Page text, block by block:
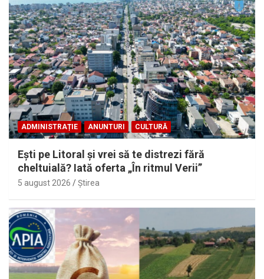
ADMINISTRAȚIE ANUNTURI CULTURĂ
Eşti pe Litoral şi vrei să te distrezi fără
cheltuială? Iată oferta „În ritmul Verii”
5 august 2026 Ştirea